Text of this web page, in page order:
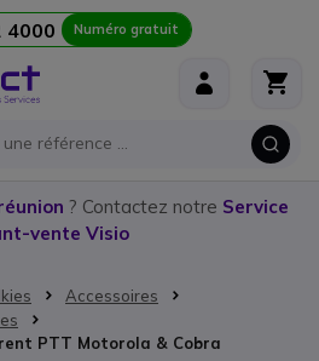
4000 Numéro gratuit
? Contactez notre Service
vente Visio
Accessoires
PTT Motorola & Cobra